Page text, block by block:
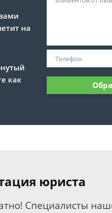
на
как
юриста
Специалисты